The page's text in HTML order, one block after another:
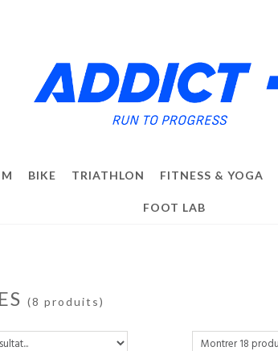
BIKE TRIATHLON FITNESS & YOGA
FOOT LAB
(8 produits)